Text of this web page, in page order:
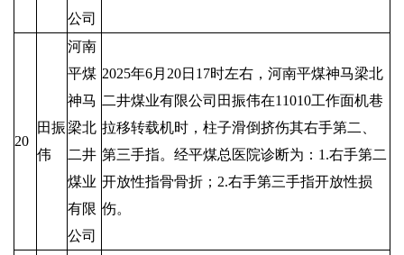
公司
20
田振
伟
河南
平煤
神马
梁北
二井
煤业
有限
公司
2025年6月20日17时左右，河南平煤神马梁北
二井煤业有限公司田振伟在11010工作面机巷
拉移转载机时，柱子滑倒挤伤其右手第二、
第三手指。经平煤总医院诊断为：1.右手第二
开放性指骨骨折；2.右手第三手指开放性损
伤。